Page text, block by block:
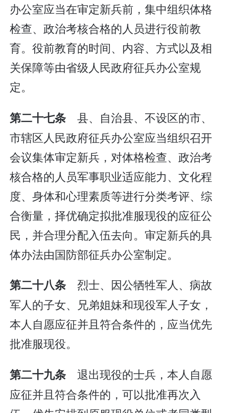
办公室应当在审定新兵前，集中组织体格
检查、政治考核合格的人员进行役前教
育。役前教育的时间、内容、方式以及相
关保障等由省级人民政府征兵办公室规
定。
第二十七条 县、自治县、不设区的市、
市辖区人民政府征兵办公室应当组织召开
会议集体审定新兵，对体格检查、政治考
核合格的人员军事职业适应能力、文化程
度、身体和心理素质等进行分类考评、综
合衡量，择优确定拟批准服现役的应征公
民，并合理分配入伍去向。审定新兵的具
体办法由国防部征兵办公室制定。
第二十八条 烈士、因公牺牲军人、病故
军人的子女、兄弟姐妹和现役军人子女，
本人自愿应征并且符合条件的，应当优先
批准服现役。
第二十九条 退出现役的士兵，本人自愿
应征并且符合条件的，可以批准再次入